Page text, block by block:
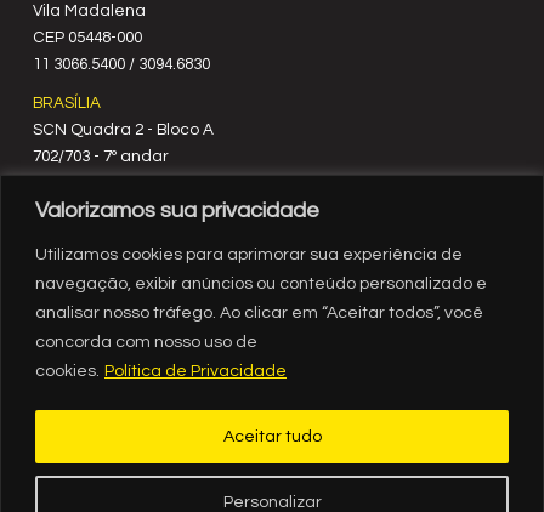
Valorizamos sua privacidade
Utilizamos cookies para aprimorar sua experiência de
navegação, exibir anúncios ou conteúdo personalizado e
analisar nosso tráfego. Ao clicar em “Aceitar todos”, você
concorda com nosso uso de
cookies. Política de Privacidade
Personalizar
Aceitar tudo
Vila Madalena
C‍EP 05448-000
11 3066.5400 / 3094.6830
BRASÍLIA
SCN Quadra 2 - Bloco A
702/703 - 7º andar
61 3329.8200
RIO DE JANEIRO
Rua México, nº 3
21 3554.1720
Av. Governador Agamenon Magalhães, 2939, sala 1308, ed.
Internacional Business Center, Espinheiro, Recife - PE